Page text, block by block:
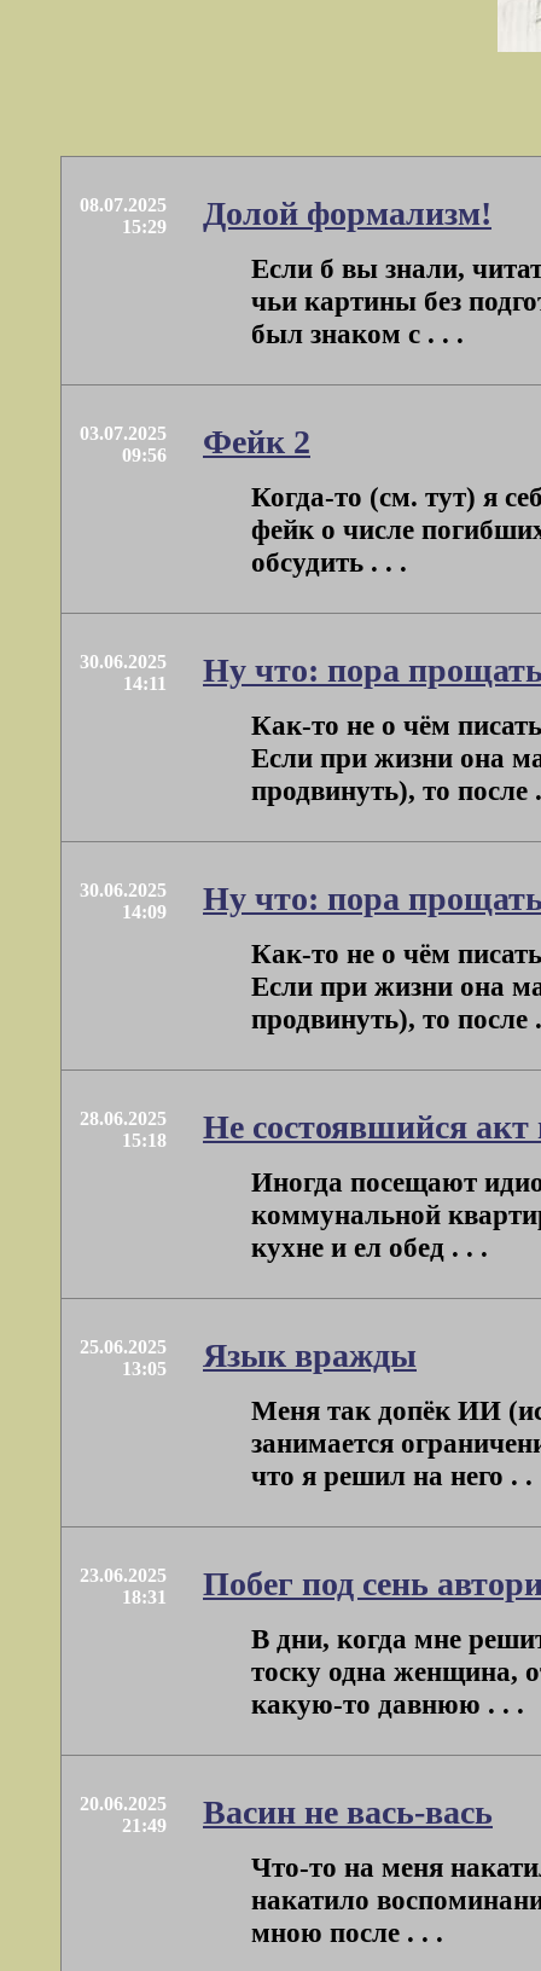
08.07.2025
15:29
Долой формализм!
Если б вы знали,
чьи картины без
был знаком с . . .
03.07.2025
09:56
Фейк 2
Когда-то (см. тут) я
фейк о числе
обсудить . . .
30.06.2025
14:11
Ну что: пора
Как-то не о чём
Если при жизни она
продвинуть), то после
30.06.2025
14:09
Ну что: пора
Как-то не о чём
Если при жизни она
продвинуть), то после
28.06.2025
15:18
Не состоявшийся
Иногда посещают
коммунальной
кухне и ел обед . . .
25.06.2025
13:05
Язык вражды
Меня так допёк ИИ
занимается
что я решил на него . .
23.06.2025
18:31
Побег под сень
В дни, когда мне
тоску одна женщина,
какую-то давнюю . . .
20.06.2025
21:49
Васин не вась-вась
Что-то на меня
накатило
мною после . . .